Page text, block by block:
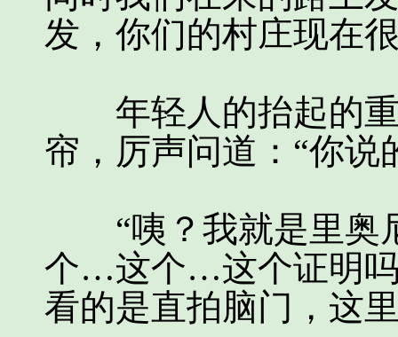
发，你们的村庄现在
年轻人的抬起的重
帘，厉声问道：“你说
“咦？我就是里奥
个…这个…这个证明
看的是直拍脑门，这